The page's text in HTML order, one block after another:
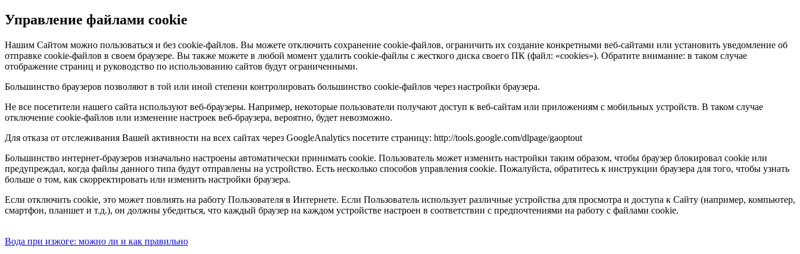
Управление файлами cookie
Нашим Сайтом можно пользоваться и без cookie-файлов. Вы можете отключить сохранение cookie-файлов, ограничить их создание конкретными веб-сайтами или установить уведомление об
отправке cookie-файлов в своем браузере. Вы также можете в любой момент удалить cookie-файлы с жесткого диска своего ПК (файл: «cookies»). Обратите внимание: в таком случае
отображение страниц и руководство по использованию сайтов будут ограниченными.
Большинство браузеров позволяют в той или иной степени контролировать большинство cookie-файлов через настройки браузера.
Не все посетители нашего сайта используют веб-браузеры. Например, некоторые пользователи получают доступ к веб-сайтам или приложениям с мобильных устройств. В таком случае
отключение cookie-файлов или изменение настроек веб-браузера, вероятно, будет невозможно.
Для отказа от отслеживания Вашей активности на всех сайтах через GoogleAnalytics посетите страницу: http://tools.google.com/dlpage/gaoptout
Большинство интернет-браузеров изначально настроены автоматически принимать cookie. Пользователь может изменить настройки таким образом, чтобы браузер блокировал cookie или
предупреждал, когда файлы данного типа будут отправлены на устройство. Есть несколько способов управления cookie. Пожалуйста, обратитесь к инструкции браузера для того, чтобы узнать
больше о том, как скорректировать или изменить настройки браузера.
Если отключить cookie, это может повлиять на работу Пользователя в Интернете. Если Пользователь использует различные устройства для просмотра и доступа к Сайту (например, компьютер,
смартфон, планшет и т.д.), он должны убедиться, что каждый браузер на каждом устройстве настроен в соответствии с предпочтениями на работу с файлами cookie.
Вода при изжоге: можно ли и как правильно